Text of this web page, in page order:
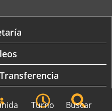
Turno
Buscar